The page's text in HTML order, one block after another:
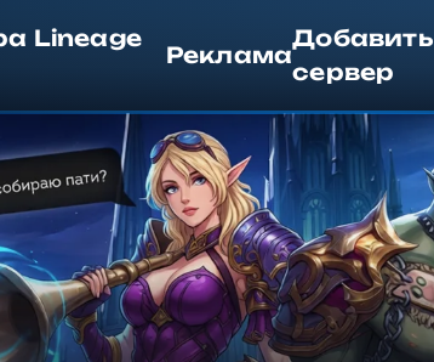
Lineage
Реклама
Добавить
сервер